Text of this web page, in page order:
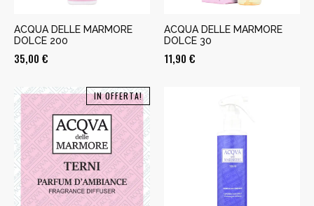
ACQUA DELLE MARMORE
DOLCE 200
35,00 €
ACQUA DELLE MARMORE
DOLCE 30
11,90 €
IN OFFERTA!